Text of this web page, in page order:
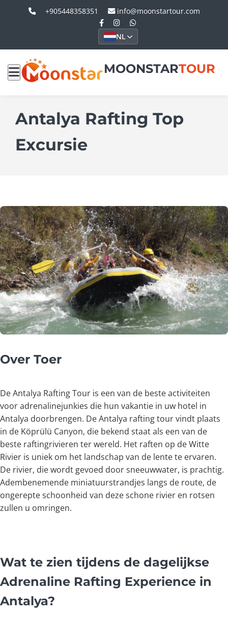
+905448358351 info@moonstartour.com
NL
MOONSTARTOUR
Antalya Rafting Top
Excursie
Over Toer
De Antalya Rafting Tour is een van de beste activiteiten
voor adrenalinejunkies die hun vakantie in uw hotel in
Antalya doorbrengen. De Antalya rafting tour vindt plaats
in de Köprülü Canyon, die bekend staat als een van de
beste raftingrivieren ter wereld. Het raften op de Witte
Rivier is uniek om het landschap van de lente te ervaren.
De rivier, die wordt gevoed door sneeuwwater, is prachtig.
Adembenemende miniatuurstrandjes langs de route, de
ongerepte schoonheid van deze schone rivier en rotsen
zullen u omringen.
Wat te zien tijdens de dagelijkse
Adrenaline Rafting Experience in
Antalya?